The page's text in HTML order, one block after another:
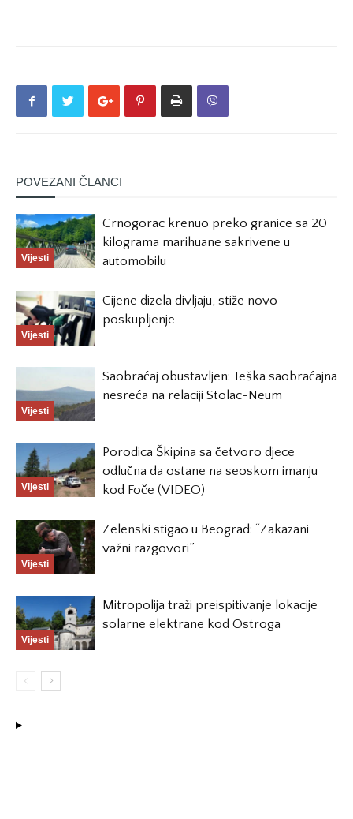
POVEZANI ČLANCI
Vijesti
Crnogorac krenuo preko granice sa 20
kilograma marihuane sakrivene u
automobilu
Vijesti
Cijene dizela divljaju, stiže novo
poskupljenje
Vijesti
Saobraćaj obustavljen: Teška saobraćajna
nesreća na relaciji Stolac-Neum
Vijesti
Porodica Škipina sa četvoro djece
odlučna da ostane na seoskom imanju
kod Foče (VIDEO)
Vijesti
Zelenski stigao u Beograd: “Zakazani
važni razgovori”
Vijesti
Mitropolija traži preispitivanje lokacije
solarne elektrane kod Ostroga